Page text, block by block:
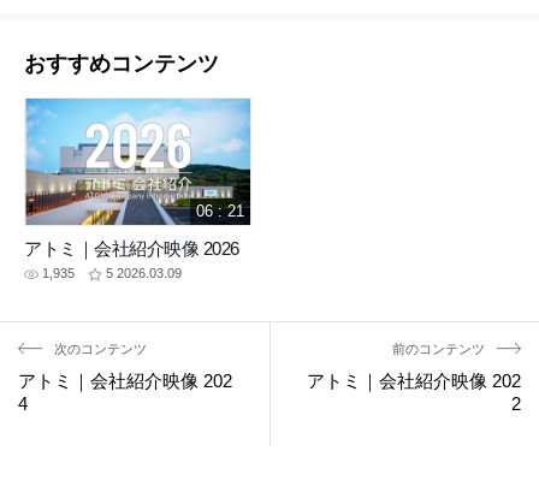
おすすめコンテンツ
アトミ｜会社紹介映像 2026
1,935 5 2026.03.09
06 : 21
次のコンテンツ
アトミ｜会社紹介映像 202
4
前のコンテンツ
アトミ｜会社紹介映像 202
2